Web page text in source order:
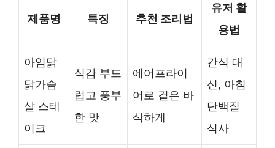
제품명 특징 추천 조리법
유저 활
용법
아임닭
닭가슴
살 스테
이크
식감 부드
럽고 풍부
한 맛
에어프라이
어로 겉은 바
삭하게
간식 대
신, 아침
단백질
식사